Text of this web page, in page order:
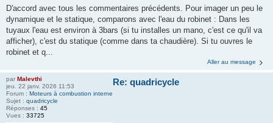
D'accord avec tous les commentaires précédents. Pour imager un peu le
dynamique et le statique, comparons avec l'eau du robinet : Dans les
tuyaux l'eau est environ à 3bars (si tu installes un mano, c'est ce qu'il va
afficher), c'est du statique (comme dans ta chaudière). Si tu ouvres le
robinet et q...
Aller au message
par Malevthi
jeu. 22 janv. 2026 11:53
Forum : Moteurs à combustion interne
Sujet : quadricycle
Réponses : 45
Vues : 33725
Re: quadricycle